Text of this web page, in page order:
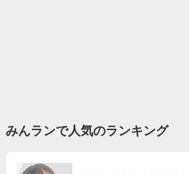
みんランで人気のランキング